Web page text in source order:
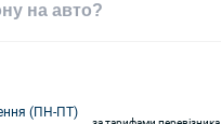
на авто?
(ПН-ПТ)